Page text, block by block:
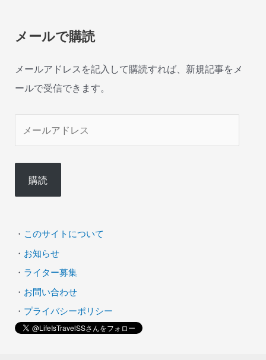
メールで購読
メールアドレスを記入して購読すれば、新規記事をメ
ールで受信できます。
ル
ド
ス
購読
・ このサイトについて
・ お知らせ
・ ライター募集
・ お問い合わせ
・ プライバシーポリシー